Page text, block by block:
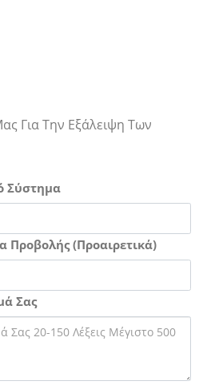
Για Την Εξάλειψη Των
Σύστημα
Προβολής (Προαιρετικά)
Σας